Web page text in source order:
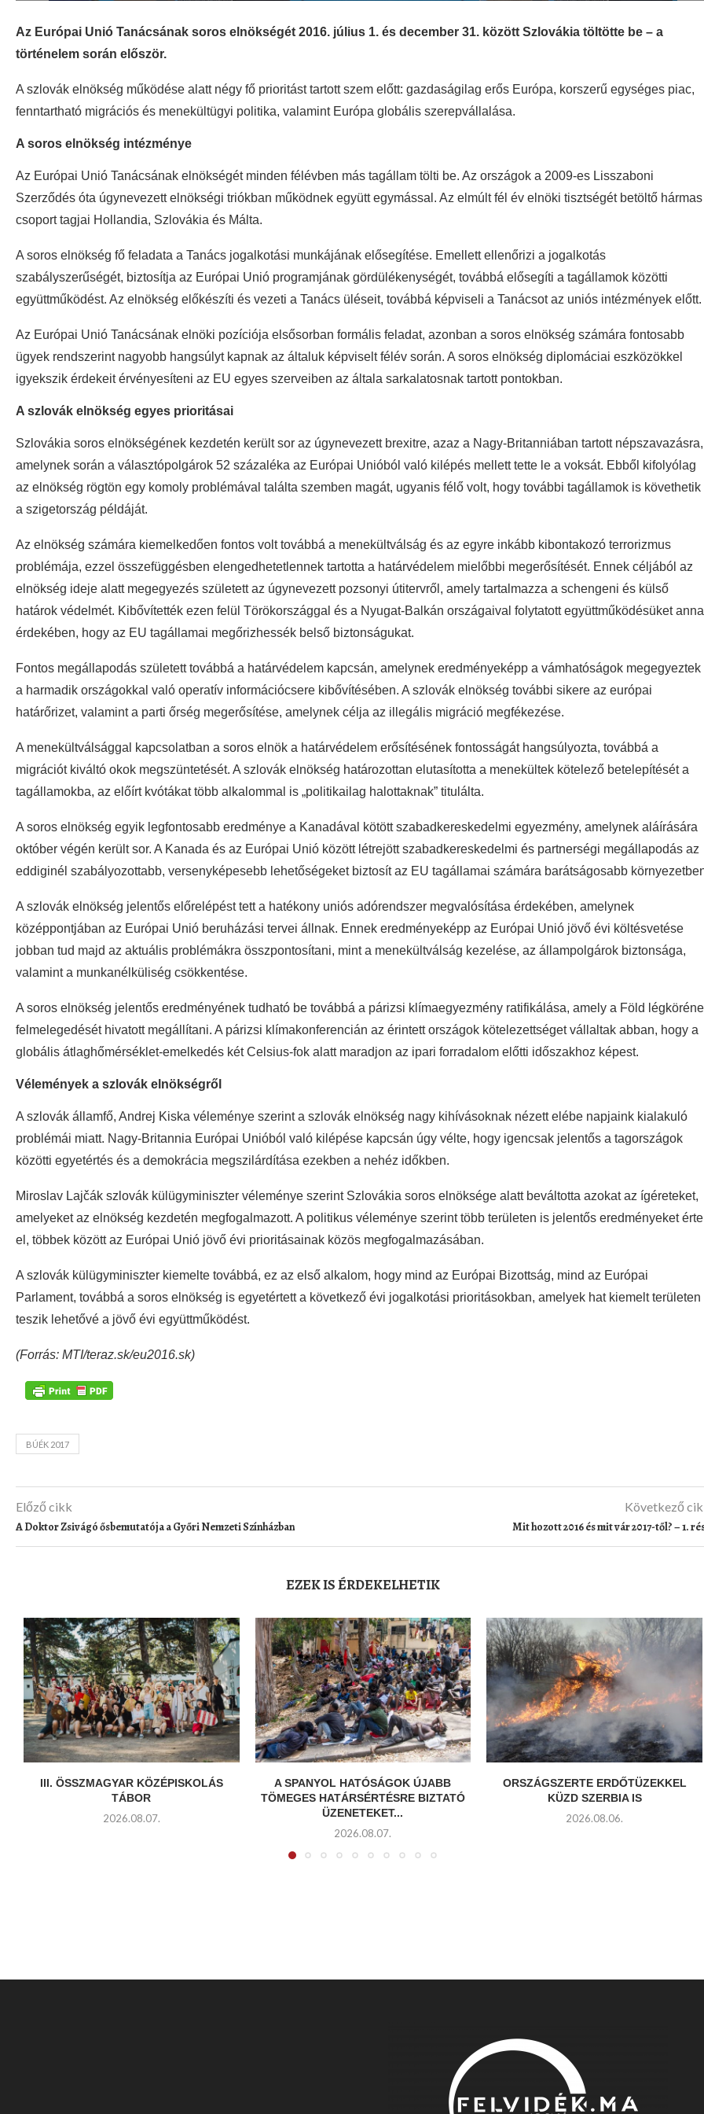
Az Európai Unió Tanácsának soros elnökségét 2016. július 1. és december 31. között Szlovákia töltötte be – a
történelem során először.
A szlovák elnökség működése alatt négy fő prioritást tartott szem előtt: gazdaságilag erős Európa, korszerű egységes piac,
fenntartható migrációs és menekültügyi politika, valamint Európa globális szerepvállalása.
A soros elnökség intézménye
Az Európai Unió Tanácsának elnökségét minden félévben más tagállam tölti be. Az országok a 2009-es Lisszaboni
Szerződés óta úgynevezett elnökségi triókban működnek együtt egymással. Az elmúlt fél év elnöki tisztségét betöltő hármas
csoport tagjai Hollandia, Szlovákia és Málta.
A soros elnökség fő feladata a Tanács jogalkotási munkájának elősegítése. Emellett ellenőrizi a jogalkotás
szabályszerűségét, biztosítja az Európai Unió programjának gördülékenységét, továbbá elősegíti a tagállamok közötti
együttműködést. Az elnökség előkészíti és vezeti a Tanács üléseit, továbbá képviseli a Tanácsot az uniós intézmények előtt.
Az Európai Unió Tanácsának elnöki pozíciója elsősorban formális feladat, azonban a soros elnökség számára fontosabb
ügyek rendszerint nagyobb hangsúlyt kapnak az általuk képviselt félév során. A soros elnökség diplomáciai eszközökkel
igyekszik érdekeit érvényesíteni az EU egyes szerveiben az általa sarkalatosnak tartott pontokban.
A szlovák elnökség egyes prioritásai
Szlovákia soros elnökségének kezdetén került sor az úgynevezett brexitre, azaz a Nagy-Britanniában tartott népszavazásra,
amelynek során a választópolgárok 52 százaléka az Európai Unióból való kilépés mellett tette le a voksát. Ebből kifolyólag
az elnökség rögtön egy komoly problémával találta szemben magát, ugyanis félő volt, hogy további tagállamok is követhetik
a szigetország példáját.
Az elnökség számára kiemelkedően fontos volt továbbá a menekültválság és az egyre inkább kibontakozó terrorizmus
problémája, ezzel összefüggésben elengedhetetlennek tartotta a határvédelem mielőbbi megerősítését. Ennek céljából az
elnökség ideje alatt megegyezés született az úgynevezett pozsonyi útitervről, amely tartalmazza a schengeni és külső
határok védelmét. Kibővítették ezen felül Törökországgal és a Nyugat-Balkán országaival folytatott együttműködésüket
érdekében, hogy az EU tagállamai megőrizhessék belső biztonságukat.
Fontos megállapodás született továbbá a határvédelem kapcsán, amelynek eredményeképp a vámhatóságok megegyeztek
a harmadik országokkal való operatív információcsere kibővítésében. A szlovák elnökség további sikere az európai
határőrizet, valamint a parti őrség megerősítése, amelynek célja az illegális migráció megfékezése.
A menekültválsággal kapcsolatban a soros elnök a határvédelem erősítésének fontosságát hangsúlyozta, továbbá a
migrációt kiváltó okok megszüntetését. A szlovák elnökség határozottan elutasította a menekültek kötelező betelepítését a
tagállamokba, az előírt kvótákat több alkalommal is „politikailag halottaknak” titulálta.
A soros elnökség egyik legfontosabb eredménye a Kanadával kötött szabadkereskedelmi egyezmény, amelynek aláírására
október végén került sor. A Kanada és az Európai Unió között létrejött szabadkereskedelmi és partnerségi megállapodás az
eddiginél szabályozottabb, versenyképesebb lehetőségeket biztosít az EU tagállamai számára barátságosabb
A szlovák elnökség jelentős előrelépést tett a hatékony uniós adórendszer megvalósítása érdekében, amelynek
középpontjában az Európai Unió beruházási tervei állnak. Ennek eredményeképp az Európai Unió jövő évi költésvetése
jobban tud majd az aktuális problémákra összpontosítani, mint a menekültválság kezelése, az állampolgárok biztonsága,
valamint a munkanélküliség csökkentése.
A soros elnökség jelentős eredményének tudható be továbbá a párizsi klímaegyezmény ratifikálása, amely a Föld
felmelegedését hivatott megállítani. A párizsi klímakonferencián az érintett országok kötelezettséget vállaltak abban, hogy a
globális átlaghőmérséklet-emelkedés két Celsius-fok alatt maradjon az ipari forradalom előtti időszakhoz képest.
Vélemények a szlovák elnökségről
A szlovák államfő, Andrej Kiska véleménye szerint a szlovák elnökség nagy kihívásoknak nézett elébe napjaink kialakuló
problémái miatt. Nagy-Britannia Európai Unióból való kilépése kapcsán úgy vélte, hogy igencsak jelentős a tagországok
közötti egyetértés és a demokrácia megszilárdítása ezekben a nehéz időkben.
Miroslav Lajčák szlovák külügyminiszter véleménye szerint Szlovákia soros elnöksége alatt beváltotta azokat az ígéreteket,
amelyeket az elnökség kezdetén megfogalmazott. A politikus véleménye szerint több területen is jelentős eredményeket
el, többek között az Európai Unió jövő évi prioritásainak közös megfogalmazásában.
A szlovák külügyminiszter kiemelte továbbá, ez az első alkalom, hogy mind az Európai Bizottság, mind az Európai
Parlament, továbbá a soros elnökség is egyetértett a következő évi jogalkotási prioritásokban, amelyek hat kiemelt területen
teszik lehetővé a jövő évi együttműködést.
(Forrás: MTI/teraz.sk/eu2016.sk)
BÚÉK 2017
Előző cikk
A Doktor Zsivágó ősbemutatója a Győri Nemzeti Színházban
Következő
Mit hozott 2016 és mit vár 2017-től? – 1.
EZEK IS ÉRDEKELHETIK
III. ÖSSZMAGYAR KÖZÉPISKOLÁS
TÁBOR
2026.08.07.
A SPANYOL HATÓSÁGOK ÚJABB
TÖMEGES HATÁRSÉRTÉSRE BIZTATÓ
ÜZENETEKET...
2026.08.07.
ORSZÁGSZERTE ERDŐTÜZEKKEL
KÜZD SZERBIA IS
2026.08.06.